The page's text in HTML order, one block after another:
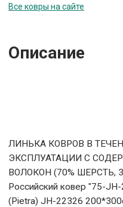
Все ковры на сайте
Описание
ЛИНЬКА КОВРОВ В
ЭКСПЛУАТАЦИИ С
ВОЛОКОН (70% ШЕРСТЬ,
Российский ковер "75-
(Pietra) JH-22326